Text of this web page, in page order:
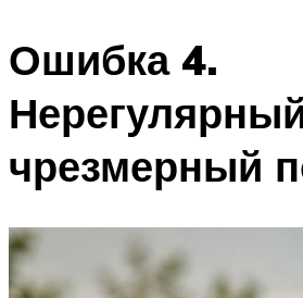
Ошибка 4.
чрезмерный